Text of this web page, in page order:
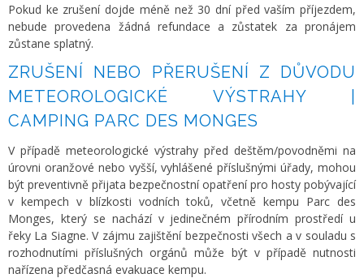
Pokud ke zrušení dojde méně než 30 dní před vaším příjezdem,
nebude provedena žádná refundace a zůstatek za pronájem
zůstane splatný.
ZRUŠENÍ NEBO PŘERUŠENÍ Z DŮVODU
METEOROLOGICKÉ VÝSTRAHY |
CAMPING PARC DES MONGES
V případě meteorologické výstrahy před deštěm/povodněmi na
úrovni oranžové nebo vyšší, vyhlášené příslušnými úřady, mohou
být preventivně přijata bezpečnostní opatření pro hosty pobývající
v kempech v blízkosti vodních toků, včetně kempu Parc des
Monges, který se nachází v jedinečném přírodním prostředí u
řeky La Siagne. V zájmu zajištění bezpečnosti všech a v souladu s
rozhodnutími příslušných orgánů může být v případě nutnosti
nařízena předčasná evakuace kempu.